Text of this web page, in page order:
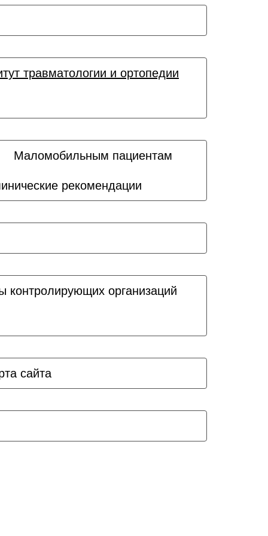
травматологии и ортопедии
Маломобильным пациентам
рекомендации
контролирующих организаций
сайта